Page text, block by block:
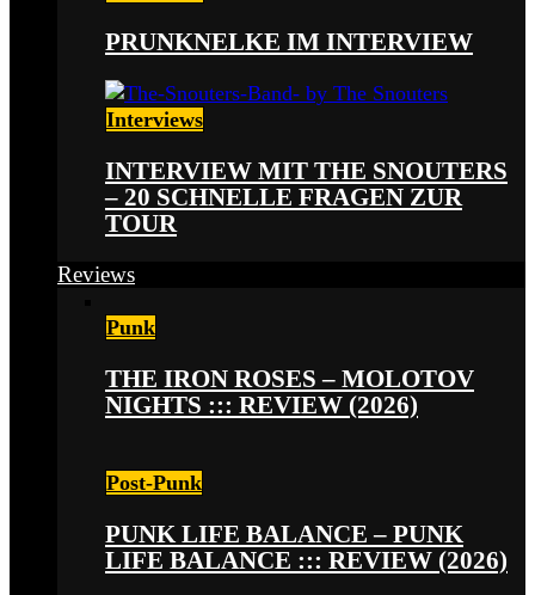
PRUNKNELKE IM INTERVIEW
Interviews
INTERVIEW MIT THE SNOUTERS
– 20 SCHNELLE FRAGEN ZUR
TOUR
Reviews
Punk
THE IRON ROSES – MOLOTOV
NIGHTS ::: REVIEW (2026)
Post-Punk
PUNK LIFE BALANCE – PUNK
LIFE BALANCE ::: REVIEW (2026)